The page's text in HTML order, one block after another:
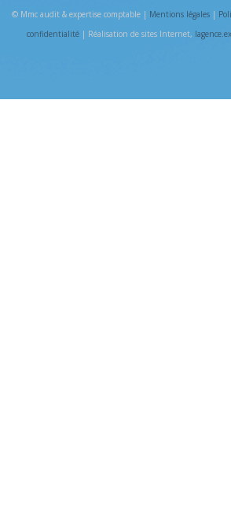
© Mmc audit & expertise comptable | Mentions légales|
confidentialité | Réalisation de sites Internet,